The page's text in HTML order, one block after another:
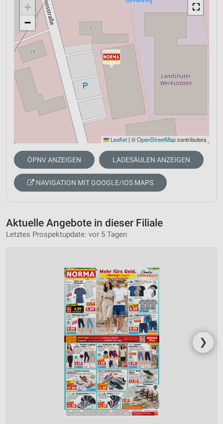
⛶
+
−
Leaflet | ©OpenStreetMapcontributors
ÖPNV ANZEIGEN LADESÄULEN ANZEIGEN
NAVIGATION MIT GOOGLE/IOS MAPS
Aktuelle Angebote in dieser Filiale
Letztes Prospektupdate: vor 5 Tagen
❯